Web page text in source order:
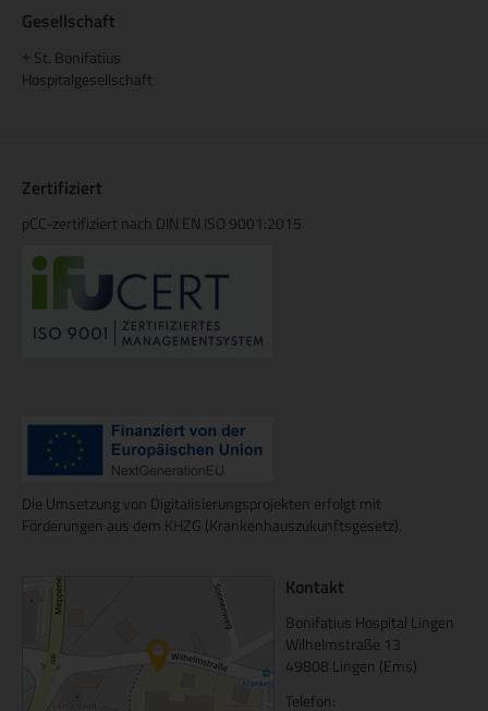
Gesellschaft
St. Bonifatius
Hospitalgesellschaft
Zertifiziert
pCC-zertifiziert nach DIN EN ISO 9001:2015
Die Umsetzung von Digitalisierungsprojekten erfolgt mit
Förderungen aus dem KHZG (Krankenhauszukunftsgesetz).
Kontakt
Bonifatius Hospital Lingen
Wilhelmstraße 13
49808 Lingen (Ems)
Telefon: